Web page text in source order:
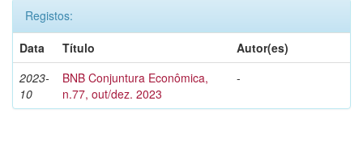
Registos:
Data
Título
Autor(es)
2023-
10
BNB Conjuntura Econômica,
n.77, out/dez. 2023
-